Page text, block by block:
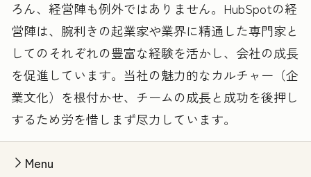
ろん、経営陣も例外ではありません。HubSpotの経
営陣は、腕利きの起業家や業界に精通した専門家と
してのそれぞれの豊富な経験を活かし、会社の成長
を促進しています。当社の魅力的なカルチャー（企
業文化）を根付かせ、チームの成長と成功を後押し
するため労を惜しまず尽力しています。
Menu